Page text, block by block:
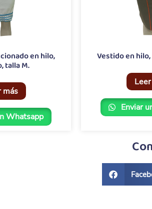
en hilo,
talla M.
más
Whatsapp
Vestido en
Enviar